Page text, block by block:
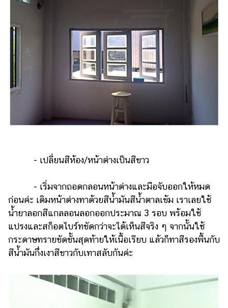
- เปลี่ยนสีห้อง/หน้าต่างเป็นสีขาว
- เริ่มจากถอดกลอนหน้าต่างและมือจับออกให้หมด
ก่อนค่ะ เดิมหน้าต่างทาด้วยสีน้ำมันสีน้ำตาลเข้ม เราเลยใช้
น้ำยาลอกสีแกลลอนลอกออกประมาณ 3 รอบ พร้อมใช้
แปรงและสก็อตไบร์ทขัดกว่าจะได้เห็นสีจริง ๆ จากนั้นใช้
กระดาษทรายขัดขั้นสุดท้ายให้เนื้อเรียบ แล้วก็ทาสีรองพื้นกับ
สีน้ำมันกึ่งเงาสีขาวกับเทาสลับกันค่ะ